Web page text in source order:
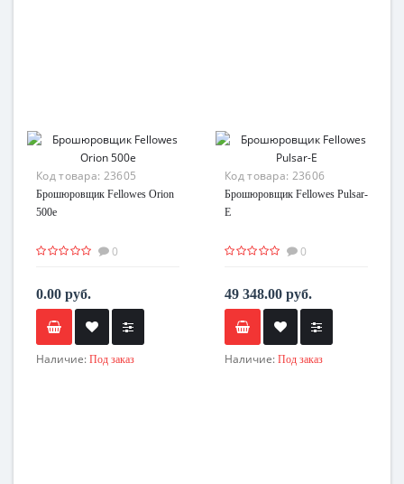
Код товара: 23605
Брошюровщик Fellowes Orion
500e
0
0.00 руб.
Наличие: Под заказ
Код товара: 23606
Брошюровщик Fellowes Pulsar-
E
0
49 348.00 руб.
Наличие: Под заказ